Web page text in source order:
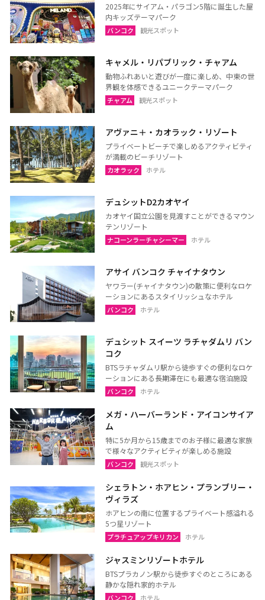
ピチット
ウッタラディット
ウタイターニー
ウドーンターニー
コーンケーン
ナコーンラーチャシーマー
（コラート）
ウボンラーチャターニー
カラシン
ルーイ
サコンナコーン
ナコーンパノム
ノーンカーイ
ノーンブアランプー
ブンカーン
ローイエット
マハーサーラカーム
ブリーラム
ヤソートーン
シーサケート
アムナートチャルーン
北イサーン
南イサーン
ラヨーン（サメット島）
チャンタブリー
サケーオ
チャチューンサオ
プラーチーンブリー
ナコーンナーヨック
バンコク
サムットソンクラーム
ナコーンパトム
カンチャナブリー
ホアヒン（プラチュアッブ
キリカン）
チャアム（ペッチャブリ
アーントーン
チャイナート
ロッブリー
ノンタブリー
パトゥムターニー
ペッチャブリー
プラチュアップキリカン
2025年にサイアム・パラゴン5階に誕生した屋
内キッズテーマパーク
バンコク 観光スポット
キャメル・リパブリック・チャアム
動物ふれあいと遊びが一度に楽しめ、中東の世
界観を体感できるユニークテーマパーク
チャアム 観光スポット
アヴァニ＋・カオラック・リゾート
プライベートビーチで楽しめるアクティビティ
が満載のビーチリゾート
カオラック ホテル
デュシットD2カオヤイ
カオヤイ国立公園を見渡すことができるマウン
テンリゾート
ナコーンラーチャシーマー ホテル
アサイ バンコク チャイナタウン
ヤワラー(チャイナタウン)の散策に便利なロケ
ーションにあるスタイリッシュなホテル
バンコク ホテル
デュシット スイーツ ラチャダムリ バン
コク
BTSラチャダムリ駅から徒歩すぐの便利なロケ
ーションにある長期滞在にも最適な宿泊施設
バンコク ホテル
メガ・ハーバーランド・アイコンサイア
ム
特に5か月から15歳までのお子様に最適な家族
で様々なアクティビティが楽しめる施設
バンコク 観光スポット
シェラトン・ホアヒン・プランブリー・
ヴィラズ
ホアヒンの南に位置するプライベート感溢れる
5つ星リゾート
プラチュアップキリカン ホテル
ジャスミンリゾートホテル
BTSプラカノン駅から徒歩すぐのところにある
静かな隠れ家的ホテル
バンコク ホテル